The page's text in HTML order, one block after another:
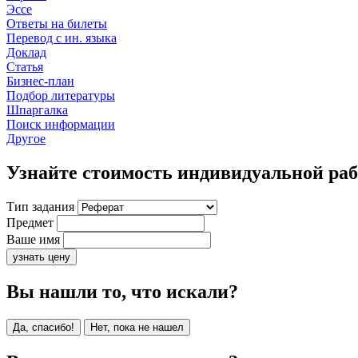
Эссе
Ответы на билеты
Перевод с ин. языка
Доклад
Статья
Бизнес-план
Подбор литературы
Шпаргалка
Поиск информации
Другое
Узнайте стоимость индивидуальной
Тип задания
Предмет
Ваше имя
узнать цену
Вы нашли то, что искали?
Да, спасибо! Нет, пока не нашел